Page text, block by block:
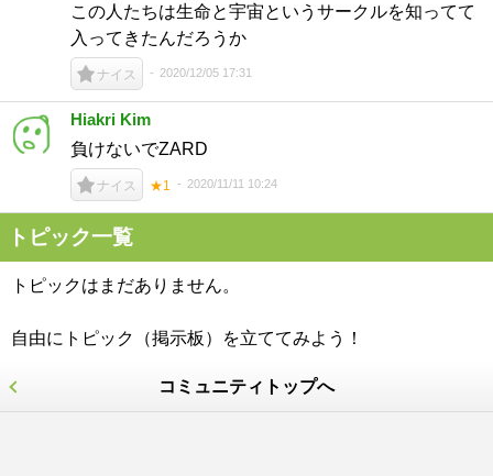
この人たちは生命と宇宙というサークルを知ってて
入ってきたんだろうか
ナイス 2020/12/05 17:31
Hiakri Kim
負けないでZARD
ナイス ★1 2020/11/11 10:24
トピック一覧
トピックはまだありません。
自由にトピック（掲示板）を立ててみよう！
コミュニティトップへ